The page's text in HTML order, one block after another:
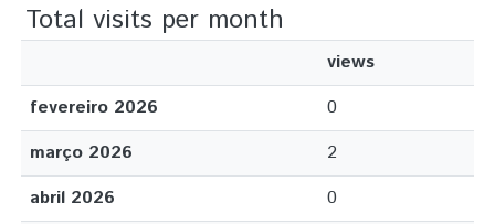
Total visits per month
views
fevereiro 2026
0
março 2026
2
abril 2026
0